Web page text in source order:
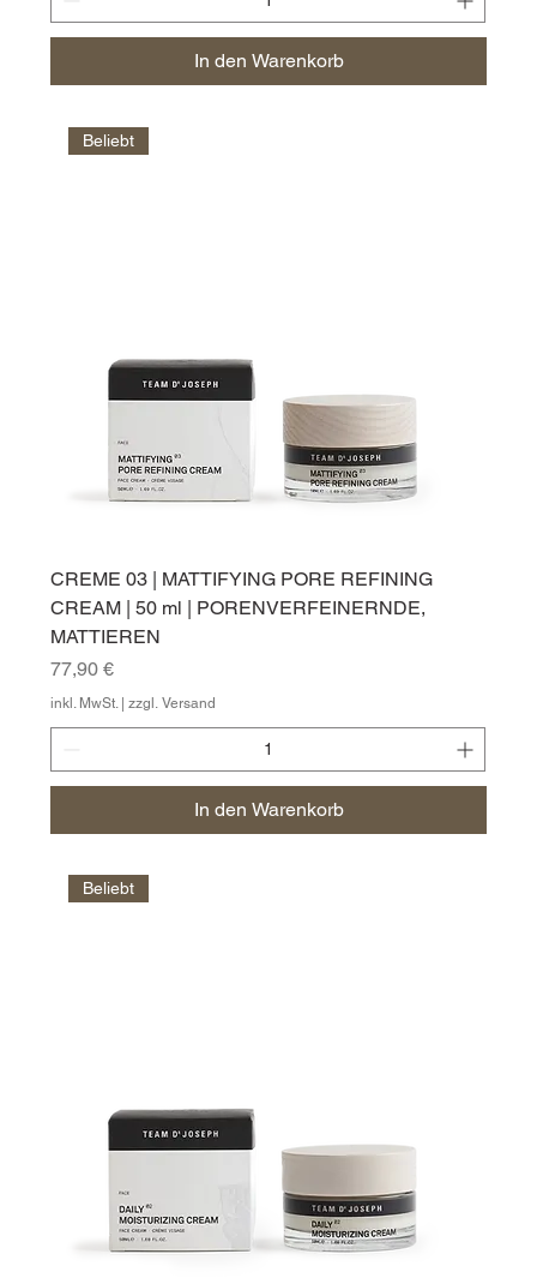
In den Warenkorb
Beliebt
CREME 03 | MATTIFYING PORE REFINING
CREAM | 50 ml | PORENVERFEINERNDE,
MATTIEREN
Preis
77,90 €
inkl. MwSt. |zzgl. Versand
In den Warenkorb
Beliebt